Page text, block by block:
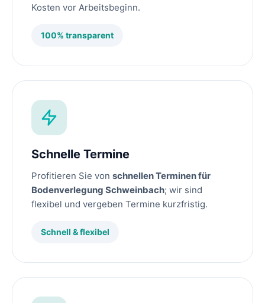
Kosten vor Arbeitsbeginn.
100% transparent
Schnelle Termine
Profitieren Sie von schnellen Terminen für
Bodenverlegung Schweinbach; wir sind
flexibel und vergeben Termine kurzfristig.
Schnell & flexibel